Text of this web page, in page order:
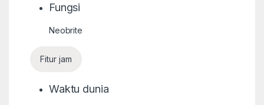
Fungsi
Neobrite
Fitur jam
Waktu dunia